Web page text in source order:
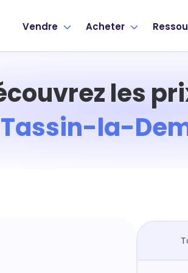
Vendre Acheter
les
Tassin-la-